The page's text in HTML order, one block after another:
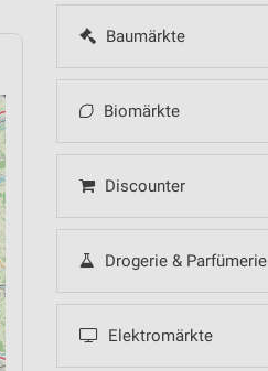
Baumärkte
Biomärkte
Discounter
Drogerie & Parfümerie
Elektromärkte